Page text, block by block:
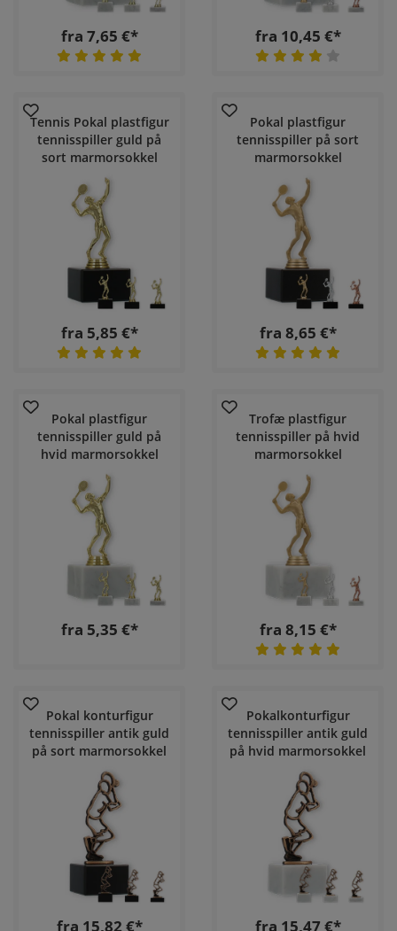
fra 7,65 €* fra 10,45 €*
Tennis Pokal plastfigur
tennisspiller guld på
sort marmorsokkel
fra 5,85 €*
Pokal plastfigur
tennisspiller på sort
marmorsokkel
fra 8,65 €*
Pokal plastfigur
tennisspiller guld på
hvid marmorsokkel
fra 5,35 €*
Trofæ plastfigur
tennisspiller på hvid
marmorsokkel
fra 8,15 €*
Pokal konturfigur
tennisspiller antik guld
på sort marmorsokkel
fra 15,82 €*
Pokalkonturfigur
tennisspiller antik guld
på hvid marmorsokkel
fra 15,47 €*